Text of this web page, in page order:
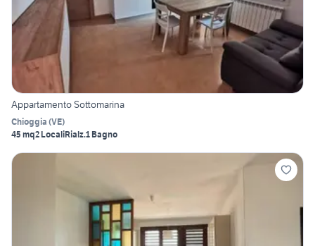
Appartamento Sottomarina
Chioggia (VE)
45 mq2 LocaliRialz.1 Bagno